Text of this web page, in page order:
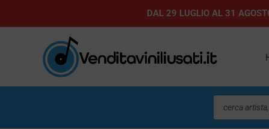
al
DAL 29 LUGLIO AL 31
Ricerca
prodotti